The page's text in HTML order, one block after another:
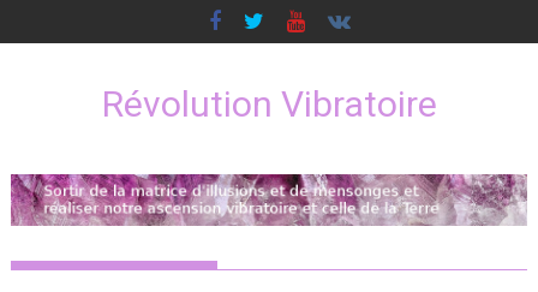
to
Révolution Vibratoire